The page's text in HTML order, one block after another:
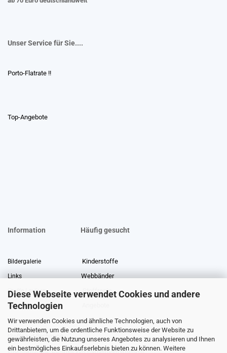
Diese Webseite verwendet Cookies und andere
Technologien
Wir verwenden Cookies und ähnliche Technologien, auch von
Drittanbietern, um die ordentliche Funktionsweise der Website zu
gewährleisten, die Nutzung unseres Angebotes zu analysieren und Ihnen
ein bestmögliches Einkaufserlebnis bieten zu können. Weitere
Unser Service für Sie....
Porto-Flatrate !!
Top-Angebote
Information Häufig gesucht
Bildergalerie Kinderstoffe
Links Webbänder
Stoffe Lexikon Stoffreste
Über uns
Gewerberabatt Meterware
Stoffe auf Rechnung
Information zur Echtheit von Kundenbewertungen